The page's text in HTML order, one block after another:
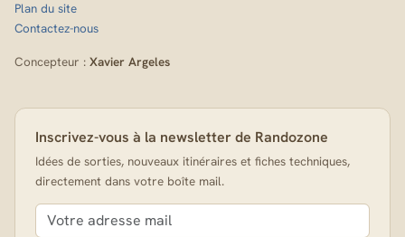
Plan du site
Contactez-nous
Concepteur : Xavier Argeles
Inscrivez-vous à la newsletter de Randozone
Idées de sorties, nouveaux itinéraires et fiches techniques,
directement dans votre boîte mail.